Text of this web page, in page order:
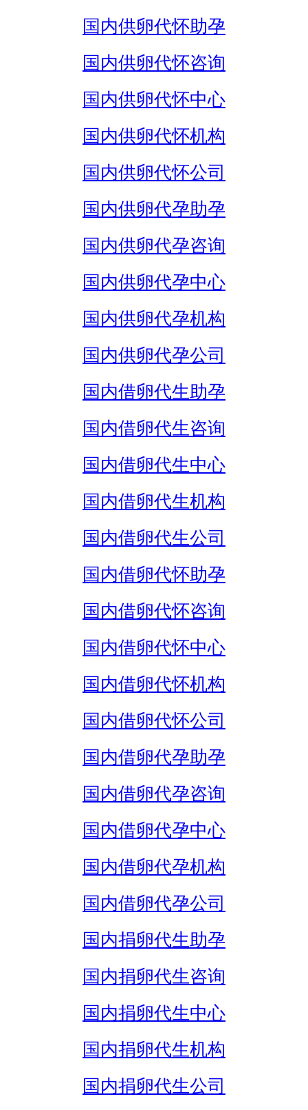
国内供卵代怀助孕
国内供卵代怀咨询
国内供卵代怀中心
国内供卵代怀机构
国内供卵代怀公司
国内供卵代孕助孕
国内供卵代孕咨询
国内供卵代孕中心
国内供卵代孕机构
国内供卵代孕公司
国内借卵代生助孕
国内借卵代生咨询
国内借卵代生中心
国内借卵代生机构
国内借卵代生公司
国内借卵代怀助孕
国内借卵代怀咨询
国内借卵代怀中心
国内借卵代怀机构
国内借卵代怀公司
国内借卵代孕助孕
国内借卵代孕咨询
国内借卵代孕中心
国内借卵代孕机构
国内借卵代孕公司
国内捐卵代生助孕
国内捐卵代生咨询
国内捐卵代生中心
国内捐卵代生机构
国内捐卵代生公司